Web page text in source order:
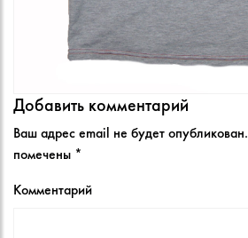
Добавить комментарий
Ваш адрес email не будет опубликован.
помечены *
Комментарий